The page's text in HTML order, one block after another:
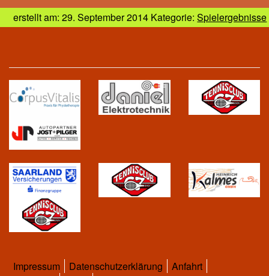
erstellt am: 29. September 2014 Kategorie:Spielergebnisse
Impressum Datenschutzerklärung
Anfahrt